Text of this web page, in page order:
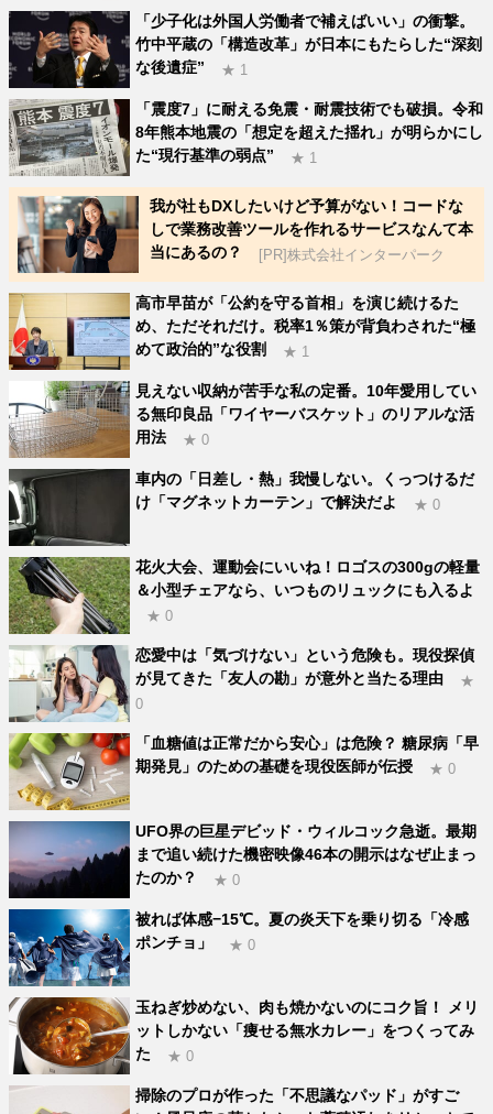
「少子化は外国人労働者で補えばいい」の衝撃。
竹中平蔵の「構造改革」が日本にもたらした“深刻
な後遺症”
★ 1
「震度7」に耐える免震・耐震技術でも破損。令和
8年熊本地震の「想定を超えた揺れ」が明らかにし
た“現行基準の弱点”
★ 1
我が社もDXしたいけど予算がない！コードな
しで業務改善ツールを作れるサービスなんて本
当にあるの？
[PR]株式会社インターパーク
高市早苗が「公約を守る首相」を演じ続けるた
め、ただそれだけ。税率1％策が背負わされた“極
めて政治的”な役割
★ 1
見えない収納が苦手な私の定番。10年愛用してい
る無印良品「ワイヤーバスケット」のリアルな活
用法
★ 0
車内の「日差し・熱」我慢しない。くっつけるだ
け「マグネットカーテン」で解決だよ
★ 0
花火大会、運動会にいいね！ロゴスの300gの軽量
＆小型チェアなら、いつものリュックにも入るよ
★ 0
恋愛中は「気づけない」という危険も。現役探偵
が見てきた「友人の勘」が意外と当たる理由
★
0
「血糖値は正常だから安心」は危険？ 糖尿病「早
期発見」のための基礎を現役医師が伝授
★ 0
UFO界の巨星デビッド・ウィルコック急逝。最期
まで追い続けた機密映像46本の開示はなぜ止まっ
たのか？
★ 0
被れば体感−15℃。夏の炎天下を乗り切る「冷感
ポンチョ」
★ 0
玉ねぎ炒めない、肉も焼かないのにコク旨！ メリ
ットしかない「痩せる無水カレー」をつくってみ
た
★ 0
掃除のプロが作った「不思議なパッド」がすご